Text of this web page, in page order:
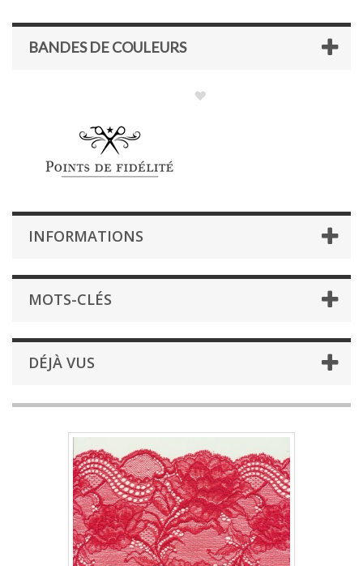
BANDES DE COULEURS
INFORMATIONS
MOTS-CLÉS
DÉJÀ VUS